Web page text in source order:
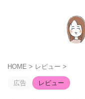
HOME > レビュー >
広告 レビュー